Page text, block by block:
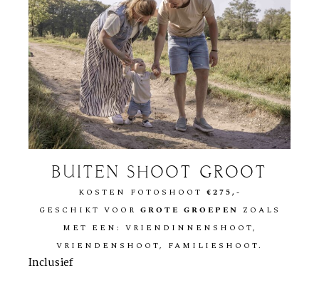
BUITEN SHOOT GROOT
KOSTEN FOTOSHOOT €275,-
GESCHIKT VOOR GROTE GROEPEN ZOALS
MET EEN: VRIENDINNENSHOOT,
VRIENDENSHOOT, FAMILIESHOOT.
Inclusief